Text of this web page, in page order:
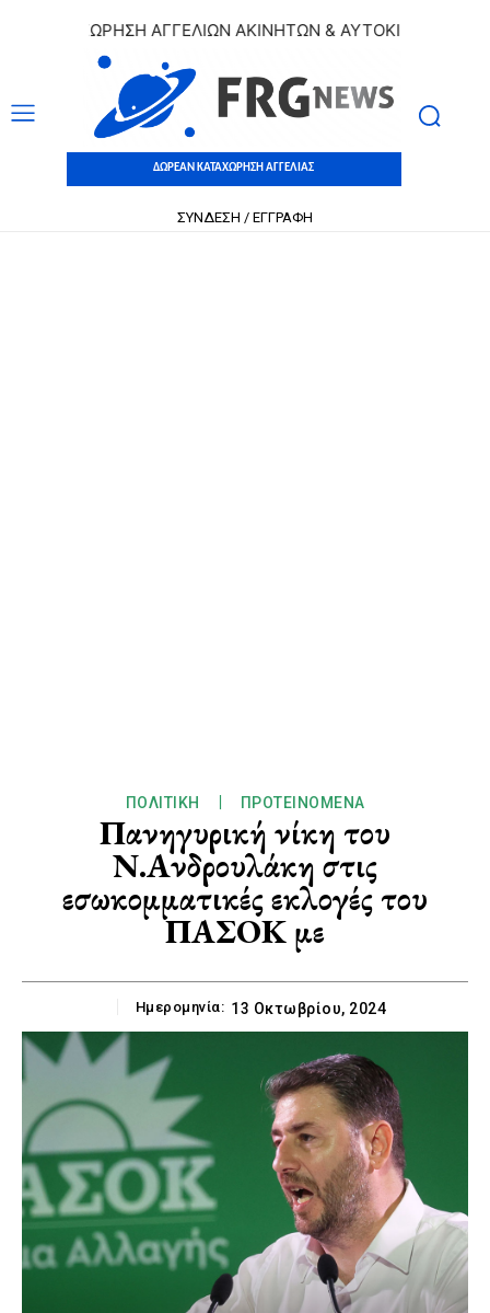
ΚΑΤΑΧΩΡΗΣΗ ΑΓΓΕΛΙΩΝ ΑΚΙΝΗΤΩΝ & ΑΥΤΟΚΙΝΗΤΩΝ |
ΔΩΡΕΑΝ ΚΑΤΑΧΩΡΗΣΗ ΑΓΓΕΛΙΑΣ
ΣΥΝΔΕΣΗ / ΕΓΓΡΑΦΗ
ΠΟΛΙΤΙΚΉ ΠΡΟΤΕΙΝΌΜΕΝΑ
Πανηγυρική νίκη του
Ν.Ανδρουλάκη στις
εσωκομματικές εκλογές του
ΠΑΣΟΚ με
Ημερομηνία: 13 Οκτωβρίου, 2024